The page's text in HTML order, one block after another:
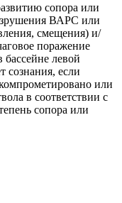
сопора или
ВАРС или
смещения) и/
поражение
левой
сознания, если
или
в соответствии с
сопора или